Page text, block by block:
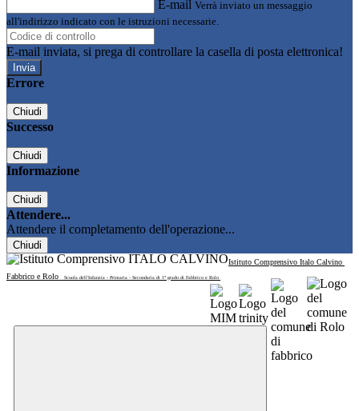
E-mail Verrà inviato un messaggio
all'indirizzo indicato con le istruzioni necessarie.
E-mail inviata, si prega di controllare la casella di posta elettronica!
Errore
Chiudi
Successo
Chiudi
Informazione
Chiudi
Attendere...
Attendere il completamento dell'operazione...
Chiudi
Istituto Comprensivo Italo Calvino
Fabbrico e Rolo
Scuola dell'Infanzia - Primaria - Secondaria di 1° grado di Fabbrico e Rolo